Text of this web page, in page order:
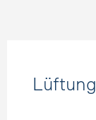
Lüftung